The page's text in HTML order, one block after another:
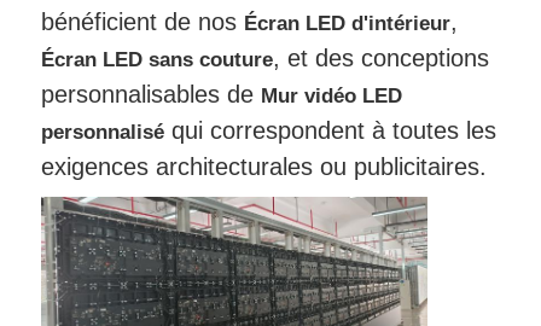
bénéficient de nos Écran LED d'intérieur,
Écran LED sans couture, et des conceptions
personnalisables de Mur vidéo LED
personnalisé qui correspondent à toutes les
exigences architecturales ou publicitaires.